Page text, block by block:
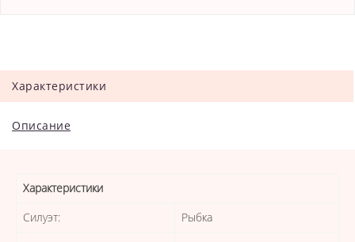
Характеристики
Описание
Характеристики
Силуэт:
Рыбка